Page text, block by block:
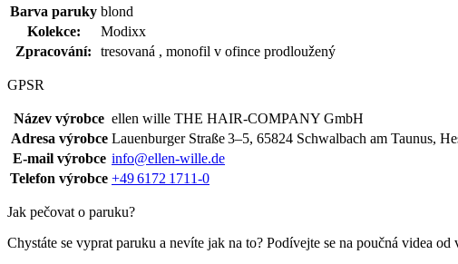
Barva paruky blond
Kolekce:
Modixx
Zpracování:
tresovaná , monofil v ofince prodloužený
GPSR
Název výrobce ellen wille THE HAIR‑COMPANY GmbH
Adresa výrobce Lauenburger Straße 3–5, 65824 Schwalbach am Taunus,
E-mail výrobce info@ellen-wille.de
Telefon výrobce +49 6172 1711‑0
Jak pečovat o paruku?
Chystáte se vyprat paruku a nevíte jak na to? Podívejte se na poučná videa